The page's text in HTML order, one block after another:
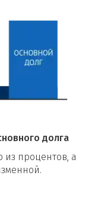
долга
из процентов, а